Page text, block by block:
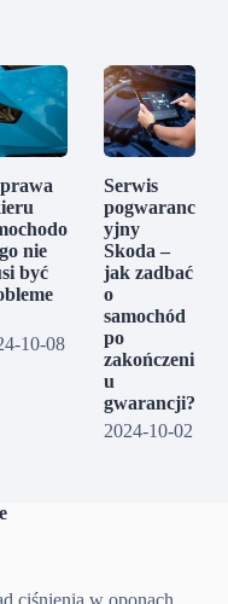
nie
być
10-08
Serwis
pogwaranc
yjny
Skoda –
jak zadbać
o
samochód
po
zakończeni
u
gwarancji?
2024-10-02